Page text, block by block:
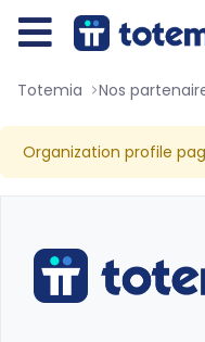
01 76 38 10
Du lundi au
Totemia Nos
Organization profile
Bonjour ! 👋 Je
Posez-moi vos